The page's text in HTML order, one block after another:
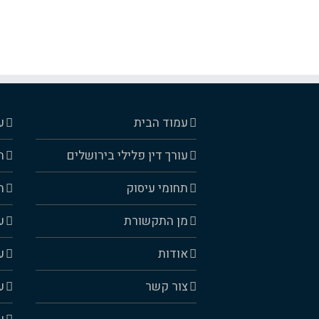
עמוד הבית
עורך דין פלילי בירושלים
תחומי עיסוק
מן התקשורת
אודות
צור קשר